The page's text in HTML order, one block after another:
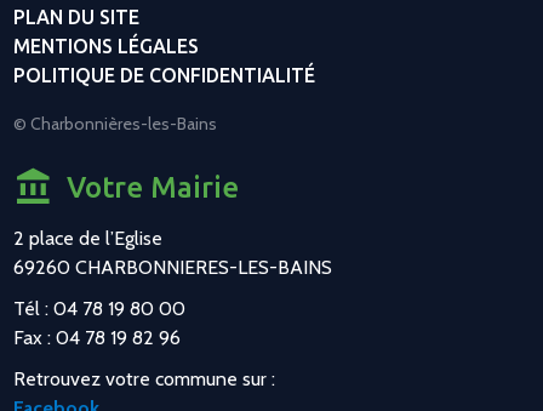
PLAN DU SITE
MENTIONS LÉGALES
POLITIQUE DE CONFIDENTIALITÉ
© Charbonnières-les-Bains
Votre Mairie
2 place de l’Eglise
69260 CHARBONNIERES-LES-BAINS
Tél : 04 78 19 80 00
Fax : 04 78 19 82 96
Retrouvez votre commune sur :